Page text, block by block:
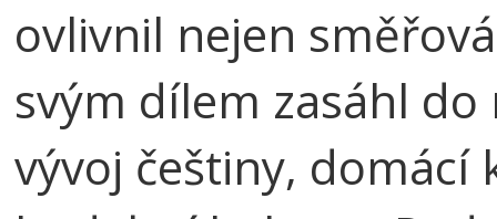
ovlivnil nejen
svým dílem zasáhl
vývoj češtiny, domácí